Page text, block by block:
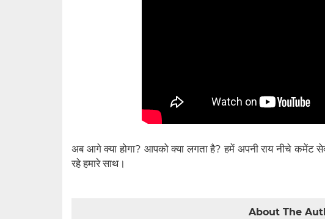
अब आगे क्या होगा? आपको क्या लगता है? हमें अपनी राय नीचे
रहे हमारे साथ।
About The